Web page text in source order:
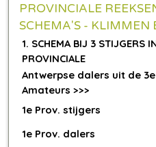
PROVINCIALE
SCHEMA'S - KLIMMEN
1. SCHEMA BIJ 3 STIJGERS
PROVINCIALE
Antwerpse dalers uit de
Amateurs >>>
1e Prov. stijgers
1e Prov. dalers